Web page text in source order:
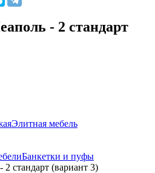
- 2 стандарт
Элитная мебель
Банкетки и пуфы
стандарт (вариант 3)